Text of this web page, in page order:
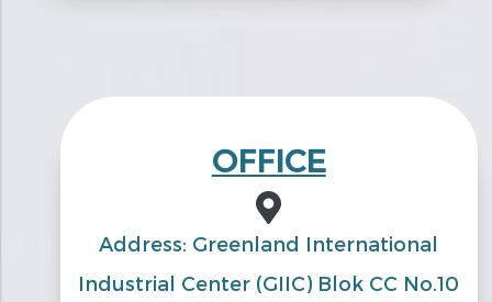
OFFICE
Address: Greenland International
Industrial Center (GIIC) Blok CC No.10